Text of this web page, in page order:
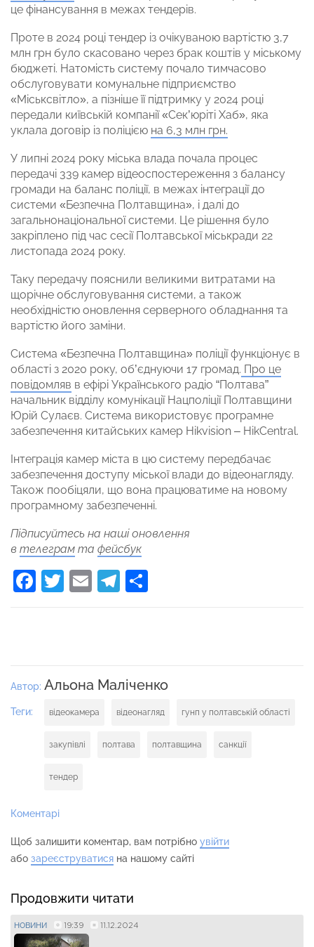
це фінансування в межах тендерів.
Проте в 2024 році тендер із очікуваною вартістю 3,7
млн грн було скасовано через брак коштів у міському
бюджеті. Натомість систему почало тимчасово
обслуговувати комунальне підприємство
«Міськсвітло», а пізніше її підтримку у 2024 році
передали київській компанії «Сек’юріті Хаб», яка
уклала договір із поліцією на 6,3 млн грн.
У липні 2024 року міська влада почала процес
передачі 339 камер відеоспостереження з балансу
громади на баланс поліції, в межах інтеграції до
системи «Безпечна Полтавщина», і далі до
загальнонаціональної системи. Це рішення було
закріплено під час сесії Полтавської міськради 22
листопада 2024 року.
Таку передачу пояснили великими витратами на
щорічне обслуговування системи, а також
необхідністю оновлення серверного обладнання та
вартістю його заміни.
Система «Безпечна Полтавщина» поліції функціонує в
області з 2020 року, об’єднуючи 17 громад. Про це
повідомляв в ефірі Українського радіо “Полтава”
начальник відділу комунікації Нацполіції Полтавщини
Юрій Сулаєв. Система використовує програмне
забезпечення китайських камер Hikvision – HikCentral.
Інтеграція камер міста в цю систему передбачає
забезпечення доступу міської влади до відеонагляду.
Також пообіцяли, що вона працюватиме на новому
програмному забезпеченні.
Підписуйтесь на наші оновлення
в телеграм та фейсбук
Facebook
Twitter
EmailTelegram
Автор: Альона Маліченко
Теги: відеокамера відеонагляд гунп у полтавській області
закупівлі полтава полтавщина санкції
тендер
Коментарі
Щоб залишити коментар, вам потрібно увійти
або зареєструватися на нашому сайті
Продовжити читати
НОВИНИ 19:39 11.12.2024